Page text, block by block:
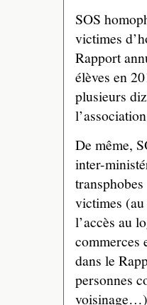
SOS
victimes
Rapport
élèves en
plusieurs
De même,
inter-
victimes
l’accès au
commerces
dans le
personnes